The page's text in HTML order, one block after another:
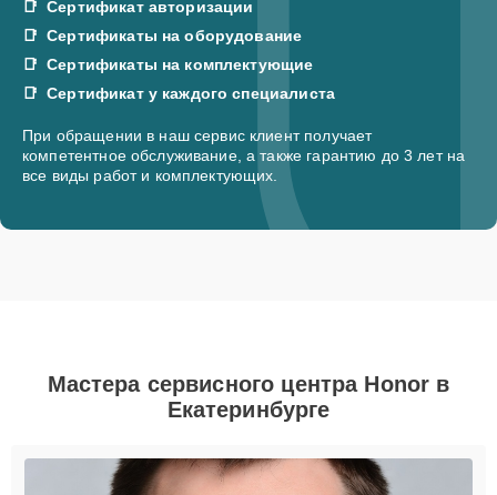
Сертификат авторизации
Сертификаты на оборудование
Сертификаты на комплектующие
Сертификат у каждого специалиста
При обращении в наш сервис клиент получает
компетентное обслуживание, а также гарантию до 3 лет на
все виды работ и комплектующих.
Мастера сервисного центра Honor в
Екатеринбурге